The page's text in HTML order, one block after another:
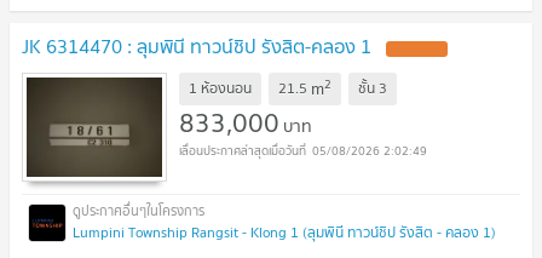
JK 6314470 : ลุมพินี ทาวน์ชิป รังสิต-คลอง 1
1 ห้องนอน 21.5 m2 ชั้น 3
833,000 บาท
05/08/2026 2:02:49
Lumpini Township Rangsit - Klong 1 (ลุมพินี ทาวน์ชิป รังสิต - คลอง 1)